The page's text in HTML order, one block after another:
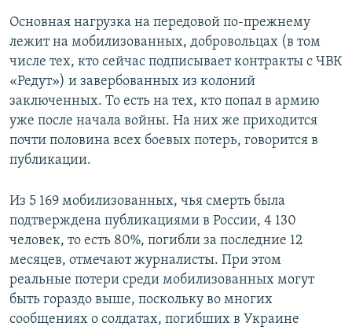
Основная нагрузка на передовой по-прежнему
лежит на мобилизованных, добровольцах (в том
числе тех, кто сейчас подписывает контракты с ЧВК
«Редут») и завербованных из колоний
заключенных. То есть на тех, кто попал в армию
уже после начала войны. На них же приходится
почти половина всех боевых потерь, говорится в
публикации.
Из 5 169 мобилизованных, чья смерть была
подтверждена публикациями в России, 4 130
человек, то есть 80%, погибли за последние 12
месяцев, отмечают журналисты. При этом
реальные потери среди мобилизованных могут
быть гораздо выше, поскольку во многих
сообщениях о солдатах, погибших в Украине